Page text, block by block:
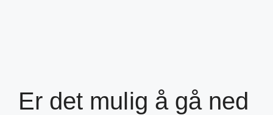
Er det mulig å gå ned